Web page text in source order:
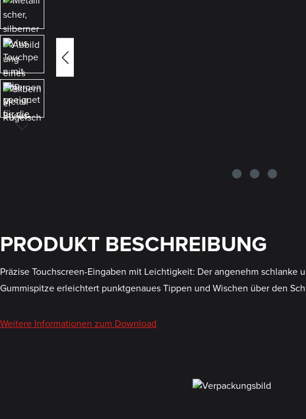
PRODUKT BESCHREIBUNG
Präzise Touchscreen-Eingaben mit Leichtigkeit: Der angenehm
Gummispitze erleichtert punktgenaues Tippen und Wischen über den
Weitere Informationen zum Download